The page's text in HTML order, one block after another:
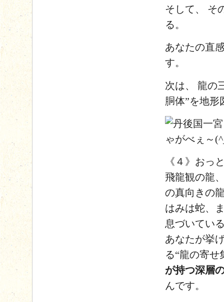
そして、 そ
る。
あなたの直
す。
次は、 龍の
胴体”を地形
《４》おっ
飛龍観の龍
の真向きの
はみは蛇、
息づいてい
あなたが挙
る“龍の寄せ
が持つ深層
んです。